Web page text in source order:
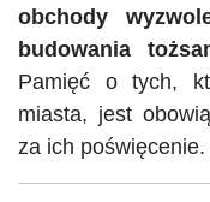
obchody
budowania
Pamięć o tych,
miasta, jest
za ich poświęcenie.